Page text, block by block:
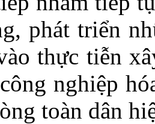
phát triển
thực tiễn
nghiệp
toàn dân